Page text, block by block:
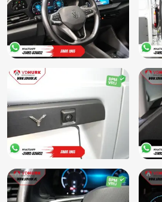
USB poort
Veiligheids-pakket-2
Vermoeidheids herkenning
Vervolgbotsing preventie
Virtual Cockpit
Volledig digitaal instrumentenpaneel
Voorstoelen in hoogte verstelbaar
Voorstoelen verwarmd
Warmtewerende voorruit
Winter-pakket
Winterbanden
Zijschuifdeur rechts